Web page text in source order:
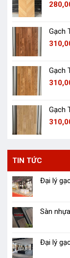
Gạch
Gạch
Gạch
TIN TỨC
Đại lý
Sàn
Đại lý